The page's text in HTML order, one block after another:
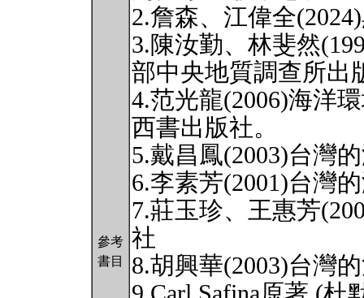
參考
書目
2.詹森、江偉全
3.陳汝勤、林斐然
部中央地質調查所出
4.范光龍(2006)海洋
西書出版社。
5.戴昌鳳(2003)台灣
6.李素芳(2001)台灣
7.莊玉珍、王惠芳
社
8.胡興華(2003)台灣